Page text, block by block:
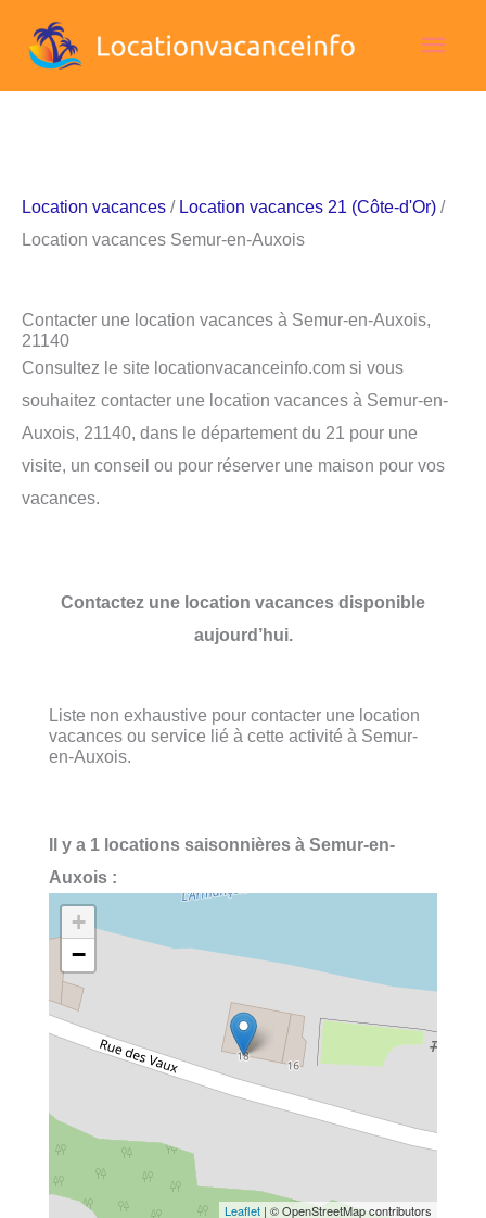
Location vacances / Location vacances 21 (Côte-d'Or) /
Location vacances Semur-en-Auxois
Contacter une location vacances à Semur-en-Auxois,
21140
Consultez le site locationvacanceinfo.com si vous
souhaitez contacter une location vacances à Semur-en-
Auxois, 21140, dans le département du 21 pour une
visite, un conseil ou pour réserver une maison pour vos
vacances.
Contactez une location vacances disponible
aujourd’hui.
Liste non exhaustive pour contacter une location
vacances ou service lié à cette activité à Semur-
en-Auxois.
Il y a 1 locations saisonnières à Semur-en-
Auxois :
+
−
Leaflet | © OpenStreetMap contributors